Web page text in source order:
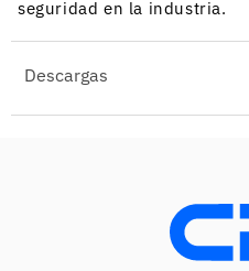
seguridad en la industria.
Descargas